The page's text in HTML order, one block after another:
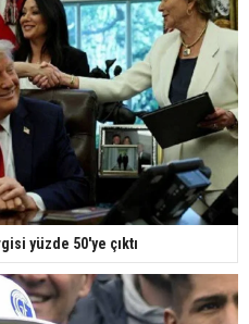
yüzde 50'ye çıktı